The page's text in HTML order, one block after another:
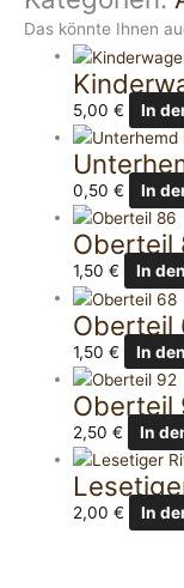
Das könnte Ihnen
5,00€ In
0,50€ In
Oberteil
1,50€ In
Oberteil
1,50€ In
Oberteil
2,50€ In
2,00€ In